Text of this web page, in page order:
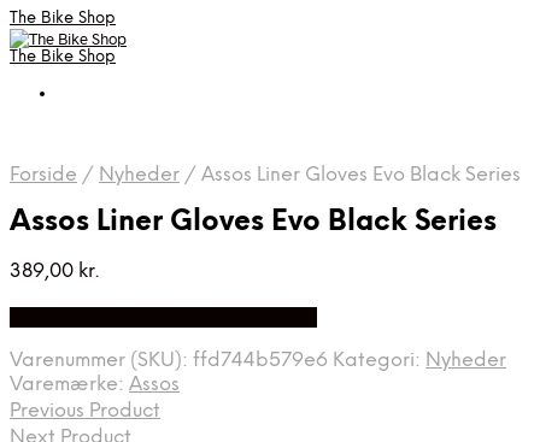
The Bike Shop
The Bike Shop
Forside / Nyheder / Assos Liner Gloves Evo Black Series
Assos Liner Gloves Evo Black Series
389,00 kr.
Varenummer (SKU): ffd744b579e6 Kategori: Nyheder
Varemærke: Assos
Previous Product